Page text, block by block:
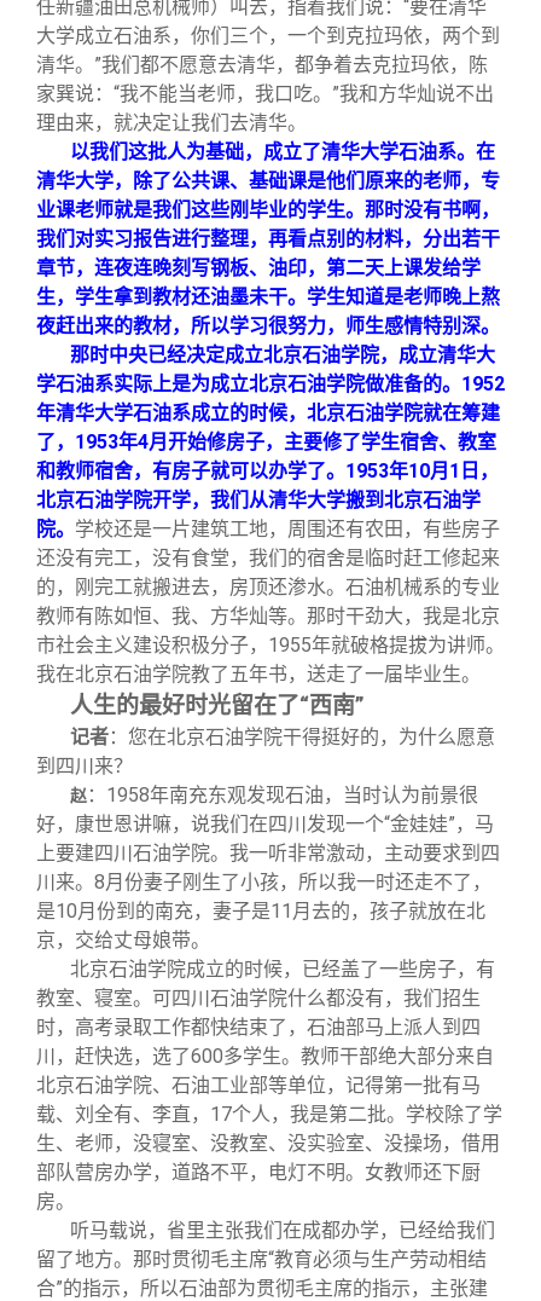
任新疆油田总机械师）叫去，指着我们说：“要在清华
大学成立石油系，你们三个，一个到克拉玛依，两个到
清华。”我们都不愿意去清华，都争着去克拉玛依，陈
家巽说：“我不能当老师，我口吃。”我和方华灿说不出
理由来，就决定让我们去清华。
以我们这批人为基础，成立了清华大学石油系。在
清华大学，除了公共课、基础课是他们原来的老师，专
业课老师就是我们这些刚毕业的学生。那时没有书啊，
我们对实习报告进行整理，再看点别的材料，分出若干
章节，连夜连晚刻写钢板、油印，第二天上课发给学
生，学生拿到教材还油墨未干。学生知道是老师晚上熬
夜赶出来的教材，所以学习很努力，师生感情特别深。
那时中央已经决定成立北京石油学院，成立清华大
学石油系实际上是为成立北京石油学院做准备的。1952
年清华大学石油系成立的时候，北京石油学院就在筹建
了，1953年4月开始修房子，主要修了学生宿舍、教室
和教师宿舍，有房子就可以办学了。1953年10月1日，
北京石油学院开学，我们从清华大学搬到北京石油学
院。 学校还是一片建筑工地，周围还有农田，有些房子
还没有完工，没有食堂，我们的宿舍是临时赶工修起来
的，刚完工就搬进去，房顶还渗水。石油机械系的专业
教师有陈如恒、我、方华灿等。那时干劲大，我是北京
市社会主义建设积极分子，1955年就破格提拔为讲师。
我在北京石油学院教了五年书，送走了一届毕业生。
人生的最好时光留在了“西南”
记者：您在北京石油学院干得挺好的，为什么愿意
到四川来？
赵：1958年南充东观发现石油，当时认为前景很
好，康世恩讲嘛，说我们在四川发现一个“金娃娃”，马
上要建四川石油学院。我一听非常激动，主动要求到四
川来。8月份妻子刚生了小孩，所以我一时还走不了，
是10月份到的南充，妻子是11月去的，孩子就放在北
京，交给丈母娘带。
北京石油学院成立的时候，已经盖了一些房子，有
教室、寝室。可四川石油学院什么都没有，我们招生
时，高考录取工作都快结束了，石油部马上派人到四
川，赶快选，选了600多学生。教师干部绝大部分来自
北京石油学院、石油工业部等单位，记得第一批有马
载、刘全有、李直，17个人，我是第二批。学校除了学
生、老师，没寝室、没教室、没实验室、没操场，借用
部队营房办学，道路不平，电灯不明。女教师还下厨
房。
听马载说，省里主张我们在成都办学，已经给我们
留了地方。那时贯彻毛主席“教育必须与生产劳动相结
合”的指示，所以石油部为贯彻毛主席的指示，主张建